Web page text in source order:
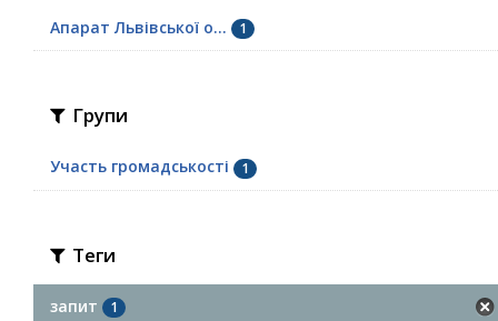
Апарат Львівської о... 1
Групи
Участь громадськості 1
Теги
запит 1